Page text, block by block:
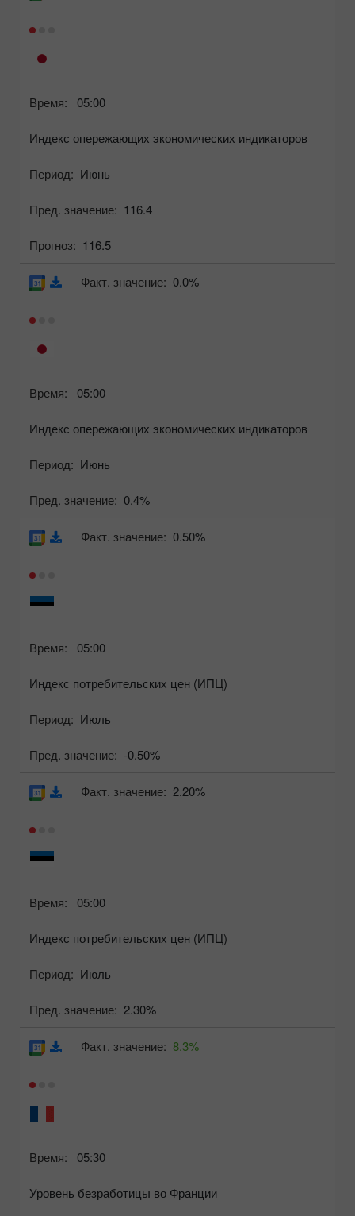
Время: 05:00
Индекс опережающих экономических индикаторов
Период: Июнь
Пред. значение: 116.4
Прогноз: 116.5
Время: 05:00
Индекс опережающих экономических индикаторов
Период: Июнь
Пред. значение: 0.4%
Факт. значение: 0.0%
Время: 05:00
Индекс потребительских цен (ИПЦ)
Период: Июль
Пред. значение: -0.50%
Факт. значение: 0.50%
Время: 05:00
Индекс потребительских цен (ИПЦ)
Период: Июль
Пред. значение: 2.30%
Факт. значение: 2.20%
Время: 05:30
Уровень безработицы во Франции
Факт. значение: 8.3%